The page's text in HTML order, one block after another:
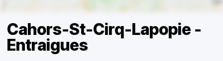
Cahors-St-Cirq-Lapopie -
Entraigues